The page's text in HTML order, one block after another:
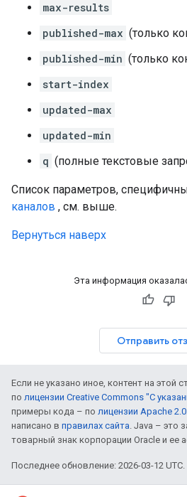
max-results
published-max (только
published-min (только
start-index
updated-max
updated-min
q (полные текстовые
Список параметров,
каналов , см. выше.
Вернуться наверх
Эта информация
Отправить
Если не указано иное, контент на этой
по лицензии Creative Commons "С
примеры кода – по лицензии Apache 2.0
написано в правилах сайта. Java – это
товарный знак корпорации Oracle и ее
Последнее обновление: 2026-03-12 UTC.